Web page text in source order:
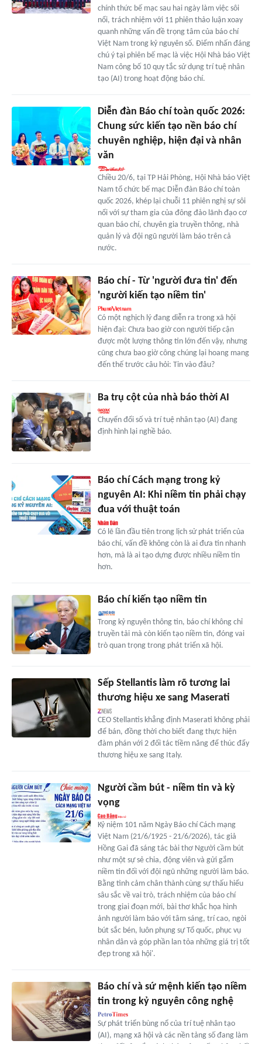
chính thức bế mạc sau hai ngày làm việc sôi
nổi, trách nhiệm với 11 phiên thảo luận xoay
quanh những vấn đề trọng tâm của báo chí
Việt Nam trong kỷ nguyên số. Điểm nhấn đáng
chú ý tại phiên bế mạc là việc Hội Nhà báo Việt
Nam công bố 10 quy tắc sử dụng trí tuệ nhân
tạo (AI) trong hoạt động báo chí.
Diễn đàn Báo chí toàn quốc 2026:
Chung sức kiến tạo nền báo chí
chuyên nghiệp, hiện đại và nhân
văn
Chiều 20/6, tại TP Hải Phòng, Hội Nhà báo Việt
Nam tổ chức bế mạc Diễn đàn Báo chí toàn
quốc 2026, khép lại chuỗi 11 phiên nghị sự sôi
nổi với sự tham gia của đông đảo lãnh đạo cơ
quan báo chí, chuyên gia truyền thông, nhà
quản lý và đội ngũ người làm báo trên cả
nước.
Báo chí - Từ 'người đưa tin' đến
'người kiến tạo niềm tin'
Có một nghịch lý đang diễn ra trong xã hội
hiện đại: Chưa bao giờ con người tiếp cận
được một lượng thông tin lớn đến vậy, nhưng
cũng chưa bao giờ công chúng lại hoang mang
đến thế trước câu hỏi: Tin vào đâu?
Ba trụ cột của nhà báo thời AI
Chuyển đổi số và trí tuệ nhân tạo (AI) đang
định hình lại nghề báo.
Báo chí Cách mạng trong kỷ
nguyên AI: Khi niềm tin phải chạy
đua với thuật toán
Có lẽ lần đầu tiên trong lịch sử phát triển của
báo chí, vấn đề không còn là ai đưa tin nhanh
hơn, mà là ai tạo dựng được nhiều niềm tin
hơn.
Báo chí kiến tạo niềm tin
Trong kỷ nguyên thông tin, báo chí không chỉ
truyền tải mà còn kiến tạo niềm tin, đóng vai
trò quan trọng trong phát triển xã hội.
Sếp Stellantis làm rõ tương lai
thương hiệu xe sang Maserati
CEO Stellantis khẳng định Maserati không phải
để bán, đồng thời cho biết đang thực hiện
đàm phán với 2 đối tác tiềm năng để thúc đẩy
thương hiệu xe sang Italy.
Người cầm bút - niềm tin và kỳ
vọng
Kỷ niệm 101 năm Ngày Báo chí Cách mạng
Việt Nam (21/6/1925 - 21/6/2026), tác giả
Hồng Gai đã sáng tác bài thơ Người cầm bút
như một sự sẻ chia, động viên và gửi gắm
niềm tin đối với đội ngũ những người làm báo.
Bằng tình cảm chân thành cùng sự thấu hiểu
sâu sắc về vai trò, trách nhiệm của báo chí
trong giai đoạn mới, bài thơ khắc họa hình
ảnh người làm báo với tâm sáng, trí cao, ngòi
bút sắc bén, luôn phụng sự Tổ quốc, phục vụ
nhân dân và góp phần lan tỏa những giá trị tốt
đẹp trong xã hội'.
Báo chí và sứ mệnh kiến tạo niềm
tin trong kỷ nguyên công nghệ
Sự phát triển bùng nổ của trí tuệ nhân tạo
(AI), mạng xã hội và các nền tảng số đang làm